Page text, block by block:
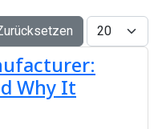
Anzeige #
Why It